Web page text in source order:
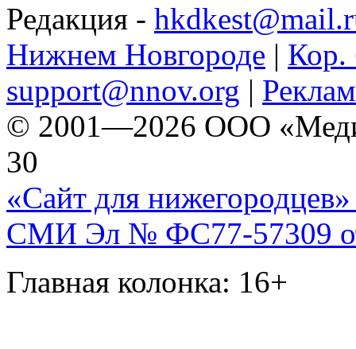
Редакция -
Нижнем Новгороде | Кор.
support@nnov.org |
© 2001—2026 ООО
30
«Сайт для нижегородцев»
СМИ Эл № ФС77-57309
Главная колонка: 16+